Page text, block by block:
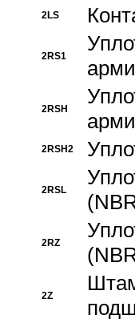
2LS
2RS1
2RSH
2RSH2
2RSL
2RZ
2Z